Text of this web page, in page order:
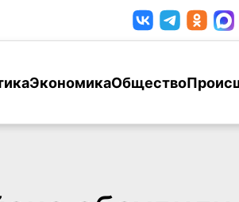
ЭкономикаОбщество